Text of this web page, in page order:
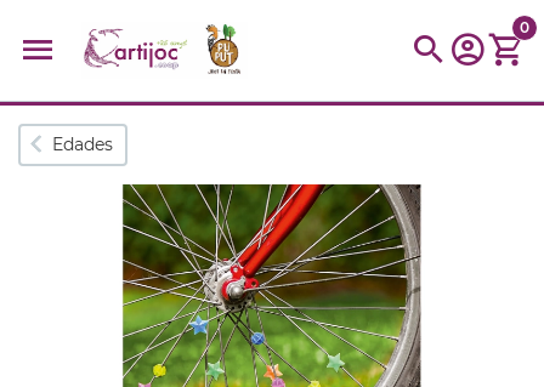
Búsquedas populares
Parchís Moulin
montessori
kit kidynight Puzzle
Botella
0
Edades